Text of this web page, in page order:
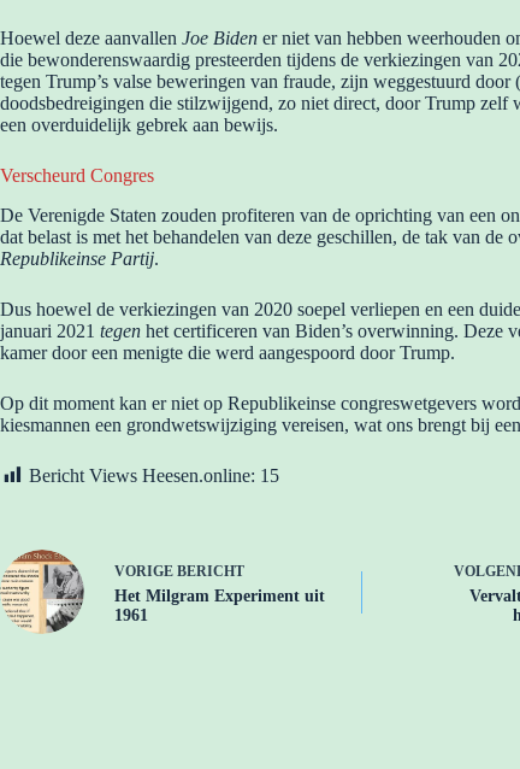
Hoewel deze aanvallen Joe Biden er niet van hebben weerhouden
die bewonderenswaardig presteerden tijdens de verkiezingen van
tegen Trump’s valse beweringen van fraude, zijn weggestuurd
doodsbedreigingen die stilzwijgend, zo niet direct, door Trump zelf
een overduidelijk gebrek aan bewijs.
Verscheurd Congres
De Verenigde Staten zouden profiteren van de oprichting van een
dat belast is met het behandelen van deze geschillen, de tak van
Republikeinse Partij.
Dus hoewel de verkiezingen van 2020 soepel verliepen en een
januari 2021 tegen het certificeren van Biden’s overwinning. Deze
kamer door een menigte die werd aangespoord door Trump.
Op dit moment kan er niet op Republikeinse congreswetgevers
kiesmannen een grondwetswijziging vereisen, wat ons brengt bij
Bericht Views Heesen.online: 15
VORIGE BERICHT
Het Milgram Experiment uit
1961